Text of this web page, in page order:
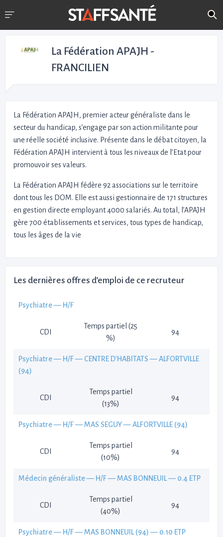
La Fédération APAJH -
FRANCILIEN
La Fédération APAJH, premier acteur généraliste dans le
secteur du handicap, s’engage par son action militante pour
une réelle société inclusive. Présente dans le débat citoyen, la
Fédération APAJH intervient à tous les niveaux de l’Etat pour
promouvoir ses valeurs.
La Fédération APAJH fédère 92 associations sur le territoire
dont tous les DOM. Elle est aussi gestionnaire de 171 structures
en gestion directe employant 4000 salariés. Au total, l’APAJH
gère 700 établissements et services, tous types de handicap,
tous les âges de la vie
Les dernières offres d’emploi de ce recruteur
Psychiatre — H/F
CDI
Temps partiel (25
%)
94
Psychiatre — H/F — CENTRE D'HABITATS — ALFORTVILLE
(94)
CDI
Temps partiel
(13%)
94
Psychiatre — H/F — MAS SEGUY — ALFORTVILLE (94)
CDI
Temps partiel
(10%)
94
Médecin généraliste — H/F — MAS BONNEUIL — 0.4 ETP
CDI
Temps partiel
(40%)
94
Psychiatre — H/F — MAS BONNEUIL (94) — 0.10 ETP